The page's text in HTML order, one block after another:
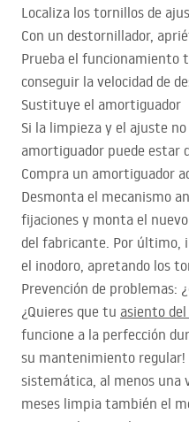
Localiza los tornillos de
Con un destornillador,
Prueba el funcionamiento
conseguir la velocidad de
Sustituye el amortiguador
Si la limpieza y el ajuste
amortiguador puede estar
Compra un amortiguador
Desmonta el mecanismo
fijaciones y monta el
del fabricante. Por último,
el inodoro, apretando los
Prevención de problemas:
¿Quieres que tu asiento
funcione a la perfección
su mantenimiento regular!
sistemática, al menos una
meses limpia también el